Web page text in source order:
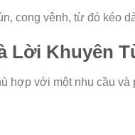
cong vênh, từ đó kéo
Lời Khuyên
hợp với một nhu cầu và